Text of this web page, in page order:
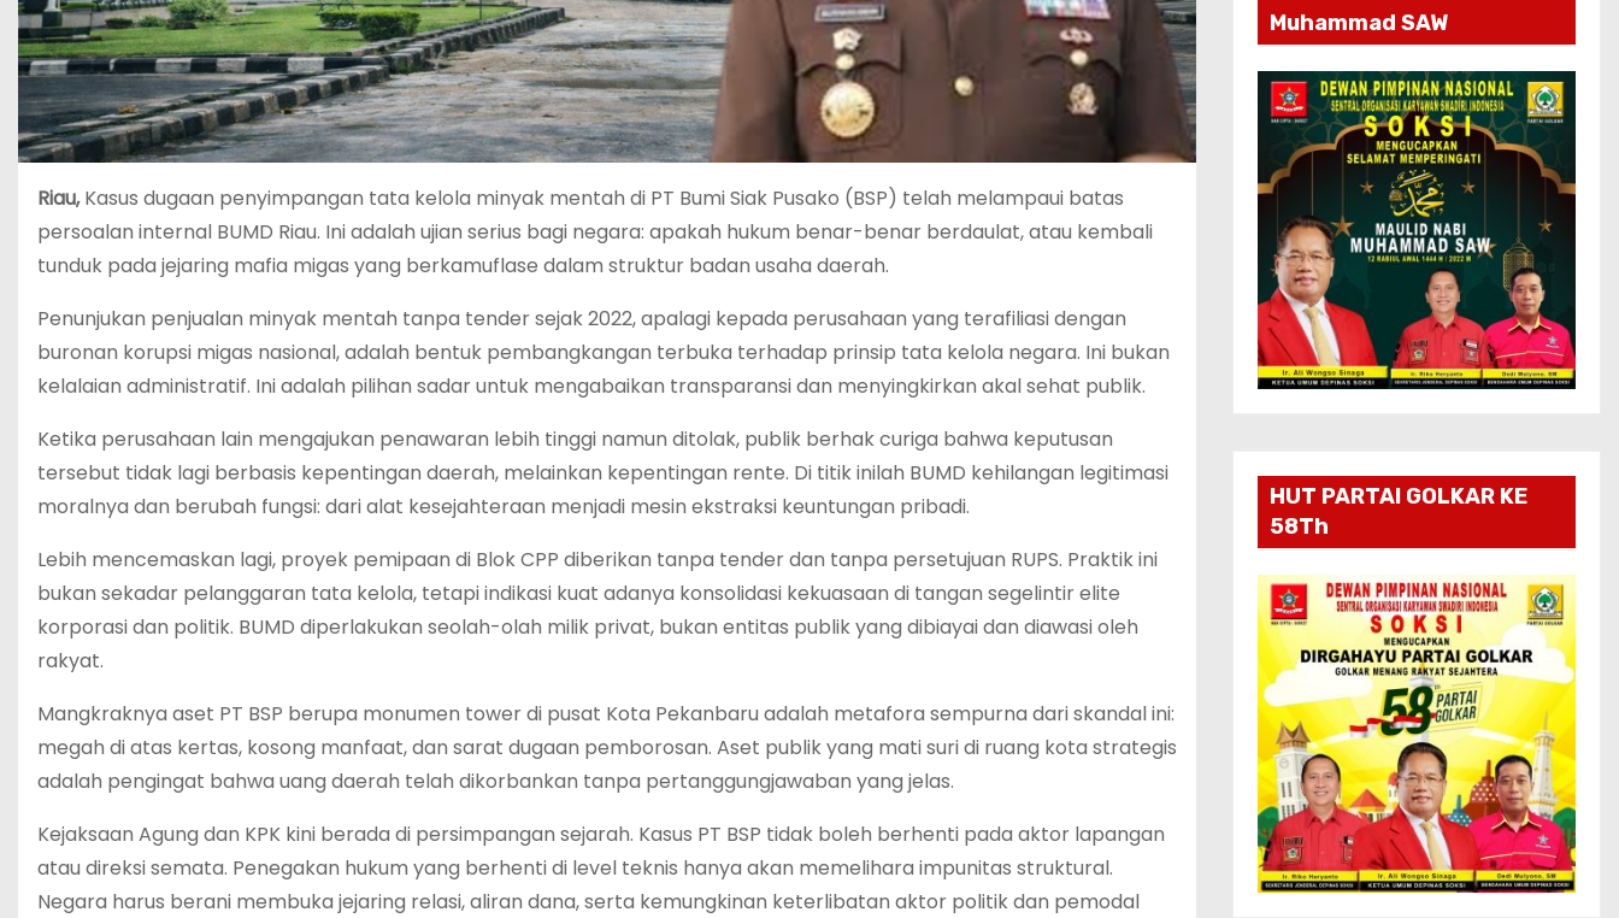
Riau,Kasus dugaan penyimpangan tata kelola minyak mentah di PT Bumi Siak Pusako (BSP) telah melampaui batas
persoalan internal BUMD Riau. Ini adalah ujian serius bagi negara: apakah hukum benar-benar berdaulat, atau kembali
tunduk pada jejaring mafia migas yang berkamuflase dalam struktur badan usaha daerah.
Penunjukan penjualan minyak mentah tanpa tender sejak 2022, apalagi kepada perusahaan yang terafiliasi dengan
buronan korupsi migas nasional, adalah bentuk pembangkangan terbuka terhadap prinsip tata kelola negara. Ini bukan
kelalaian administratif. Ini adalah pilihan sadar untuk mengabaikan transparansi dan menyingkirkan akal sehat publik.
Ketika perusahaan lain mengajukan penawaran lebih tinggi namun ditolak, publik berhak curiga bahwa keputusan
tersebut tidak lagi berbasis kepentingan daerah, melainkan kepentingan rente. Di titik inilah BUMD kehilangan legitimasi
moralnya dan berubah fungsi: dari alat kesejahteraan menjadi mesin ekstraksi keuntungan pribadi.
Lebih mencemaskan lagi, proyek pemipaan di Blok CPP diberikan tanpa tender dan tanpa persetujuan RUPS. Praktik ini
bukan sekadar pelanggaran tata kelola, tetapi indikasi kuat adanya konsolidasi kekuasaan di tangan segelintir elite
korporasi dan politik. BUMD diperlakukan seolah-olah milik privat, bukan entitas publik yang dibiayai dan diawasi oleh
rakyat.
Mangkraknya aset PT BSP berupa monumen tower di pusat Kota Pekanbaru adalah metafora sempurna dari skandal ini:
megah di atas kertas, kosong manfaat, dan sarat dugaan pemborosan. Aset publik yang mati suri di ruang kota strategis
adalah pengingat bahwa uang daerah telah dikorbankan tanpa pertanggungjawaban yang jelas.
Kejaksaan Agung dan KPK kini berada di persimpangan sejarah. Kasus PT BSP tidak boleh berhenti pada aktor lapangan
atau direksi semata. Penegakan hukum yang berhenti di level teknis hanya akan memelihara impunitas struktural.
Negara harus berani membuka jejaring relasi, aliran dana, serta kemungkinan keterlibatan aktor politik dan pemodal
Muhammad SAW
HUT PARTAI GOLKAR KE
58Th